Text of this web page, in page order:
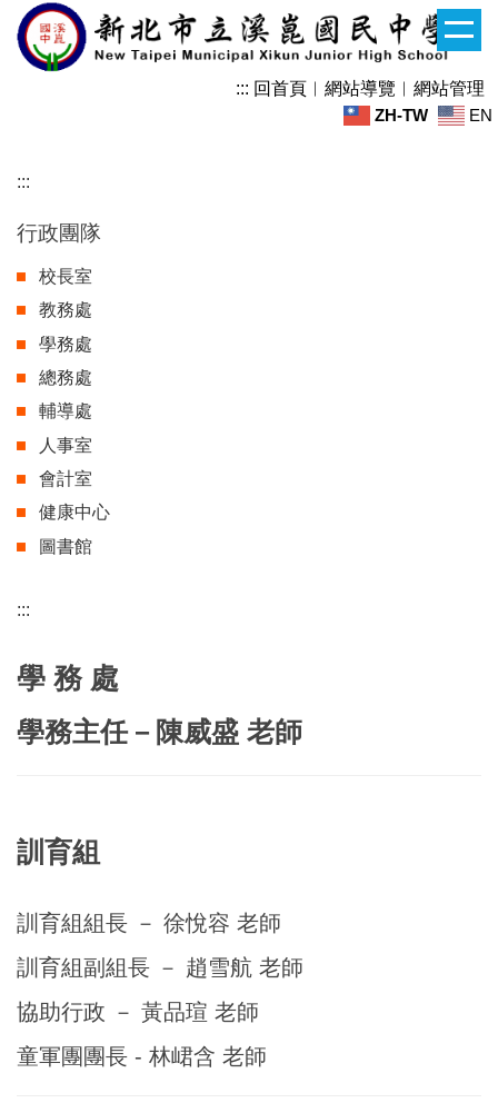
跳
到
區
::: 回首頁 ︱ 網站導覽 ︱ 網站管理
ZH-TW
EN
:::
行政團隊
校長室
教務處
學務處
總務處
輔導處
人事室
會計室
健康中心
圖書館
:::
學 務 處
學務主任－陳威盛 老師
訓育組
訓育組組長 － 徐悅容 老師
訓育組副組長 － 趙雪航 老師
協助行政 － 黃品瑄 老師
童軍團團長 - 林峮含 老師